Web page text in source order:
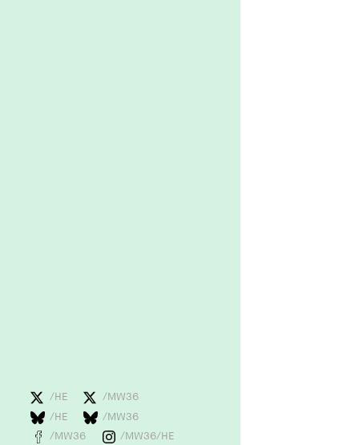
/HE
/MW36
/HE
/MW36
/MW36
/MW36/HE